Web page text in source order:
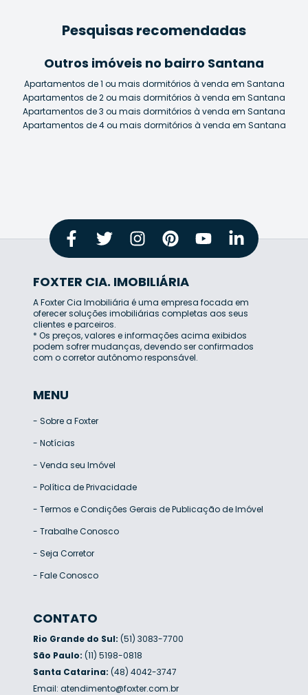
Pesquisas recomendadas
Outros imóveis no bairro Santana
Apartamentos de 1 ou mais dormitórios à venda em Santana
Apartamentos de 2 ou mais dormitórios à venda em Santana
Apartamentos de 3 ou mais dormitórios à venda em Santana
Apartamentos de 4 ou mais dormitórios à venda em Santana
FOXTER CIA. IMOBILIÁRIA
A Foxter Cia Imobiliária é uma empresa focada em
oferecer soluções imobiliárias completas aos seus
clientes e parceiros.
* Os preços, valores e informações acima exibidos
podem sofrer mudanças, devendo ser confirmados
com o corretor autônomo responsável.
MENU
- Sobre a Foxter
- Notícias
- Venda seu Imóvel
- Política de Privacidade
- Termos e Condições Gerais de Publicação de Imóvel
- Trabalhe Conosco
- Seja Corretor
- Fale Conosco
CONTATO
Rio Grande do Sul: (51) 3083-7700
São Paulo: (11) 5198-0818
Santa Catarina: (48) 4042-3747
Email: atendimento@foxter.com.br